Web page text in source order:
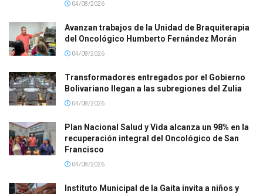
04/08/2026
Avanzan trabajos de la Unidad de Braquiterapia
del Oncológico Humberto Fernández Morán
04/08/2026
Transformadores entregados por el Gobierno
Bolivariano llegan a las subregiones del Zulia
04/08/2026
Plan Nacional Salud y Vida alcanza un 98% en la
recuperación integral del Oncológico de San
Francisco
04/08/2026
Instituto Municipal de la Gaita invita a niños y